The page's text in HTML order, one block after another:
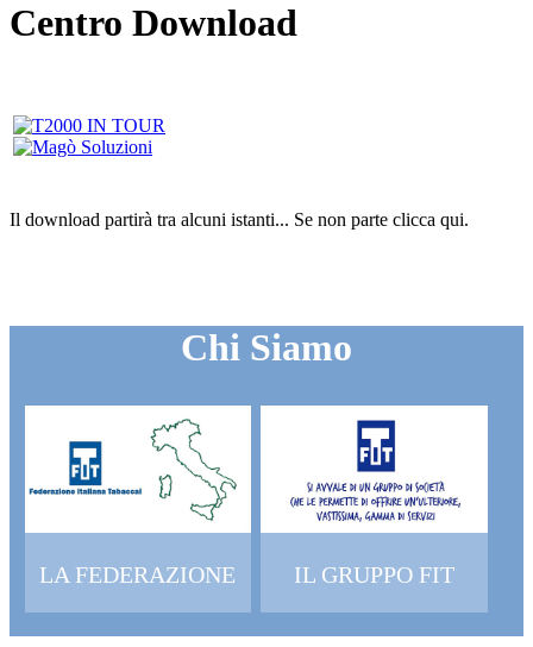
Centro Download
Il download partirà tra alcuni istanti... Se non parte clicca qui.
Chi Siamo
LA FEDERAZIONE IL GRUPPO FIT